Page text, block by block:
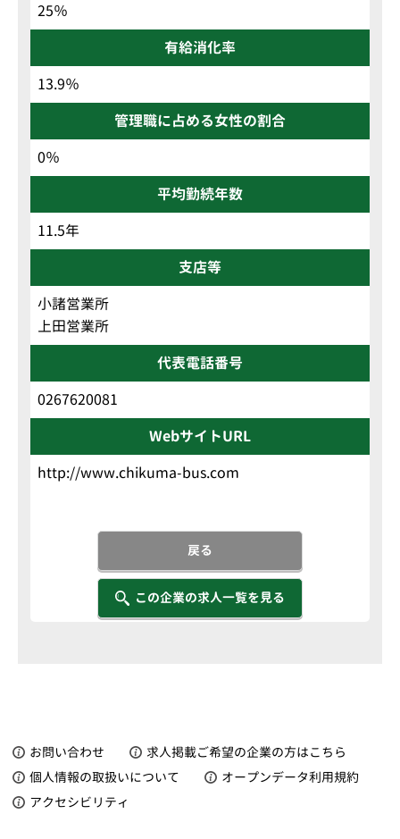
25％
有給消化率
13.9％
管理職に占める女性の割合
0％
平均勤続年数
11.5年
支店等
小諸営業所
上田営業所
代表電話番号
0267620081
WebサイトURL
http://www.chikuma-bus.com
戻る
この企業の求人一覧を見る
お問い合わせ
求人掲載ご希望の企業の方はこちら
個人情報の取扱いについて
オープンデータ利用規約
アクセシビリティ